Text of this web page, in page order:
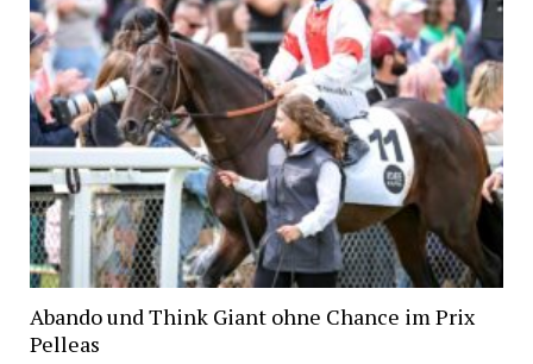
Abando und Think Giant ohne Chance im Prix
Pelleas